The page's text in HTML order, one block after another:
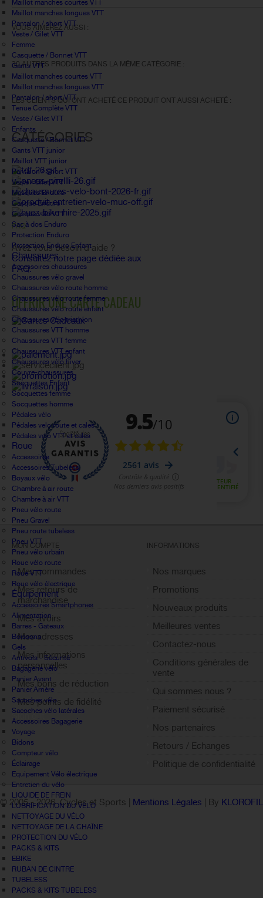
Maillot manches courtes VTT
Maillot manches longues VTT
Pantalon / short VTT
Veste / Gilet VTT
Femme
Casquette / Bonnet VTT
Gants VTT
Maillot manches courtes VTT
Maillot manches longues VTT
Pantalon / short VTT
Tenue Complète VTT
Veste / Gilet VTT
Enfants
Casquette / Bonnet VTT
Gants VTT junior
Maillot VTT junior
Pantalon / Short VTT
Veste / Gilet VTT
Masques Enduro
Casque Enduro
Casque vélo VTT
Sac à dos Enduro
Protection Enduro
Protection Enduro Enfant
Chaussures
Accessoires chaussures
Chaussures vélo gravel
Chaussures vélo route homme
Chaussures vélo route femme
Chaussures vélo route enfant
Chaussures vélo triathlon
Chaussures VTT homme
Chaussures VTT femme
Chaussures VTT enfant
Chaussures vélo hiver
Couvre-chaussures
Socquettes Enfant
Socquettes femme
Socquettes homme
Pédales vélo
Pédales velo route et cales
Pédales velo VTT et cales
Roue
Accessoires
Accessoires Tubeless
Boyaux vélo
Chambre à air route
Chambre à air VTT
Pneu vélo route
Pneu Gravel
Pneu route tubeless
Pneu VTT
Pneu vélo urbain
Roue vélo route
Roue VTT
Roue vélo électrique
Équipement
Accessoires Smartphones
Alimentation
Barres - Gateaux
Boissons
Gels
Antivols - Sécurité
Bagagerie vélo
Panier Avant
Panier Arrière
Sacoches vélo
Sacoches vélo latérales
Accessoires Bagagerie
Voyage
Bidons
Compteur vélo
Éclairage
Equipement Vélo électrique
Entretien du vélo
LIQUIDE DE FREIN
LUBRIFICATION DU VÉLO
NETTOYAGE DU VÉLO
NETTOYAGE DE LA CHAÎNE
PROTECTION DU VÉLO
PACKS & KITS
EBIKE
RUBAN DE CINTRE
TUBELESS
PACKS & KITS TUBELESS
VOUS AIMEREZ AUSSI :
30 AUTRES PRODUITS DANS LA MÊME CATÉGORIE :
LES CLIENTS QUI ONT ACHETÉ CE PRODUIT ONT AUSSI ACHETÉ :
CATÉGORIES
FAQ
Avez vous besoin d'aide ?
Consultez notre page dédiée aux
FAQ.
OFFRIR UNE CARTE CADEAU
MON COMPTE
Mes commandes
Mes retours de
marchandise
Mes avoirs
Mes adresses
Mes informations
personnelles
Mes bons de réduction
Mes points de fidélité
Sign out
INFORMATIONS
Nos marques
Promotions
Nouveaux produits
Meilleures ventes
Contactez-nous
Conditions générales de
vente
Qui sommes nous ?
Paiement sécurisé
Nos partenaires
Retours / Echanges
Politique de confidentialité
© 2005 -2026 Cycles et Sports | Mentions Légales | By